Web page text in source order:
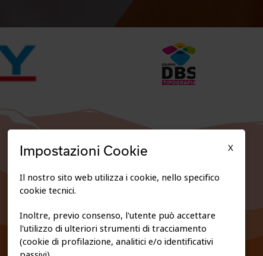
FEDERAZIONE TRASPARENTE
PRIVACY E COOKIE POLICY
X
Impostazioni Cookie
Il nostro sito web utilizza i cookie, nello specifico
cookie tecnici.
Inoltre, previo consenso, l'utente può accettare
l'utilizzo di ulteriori strumenti di tracciamento
(cookie di profilazione, analitici e/o identificativi